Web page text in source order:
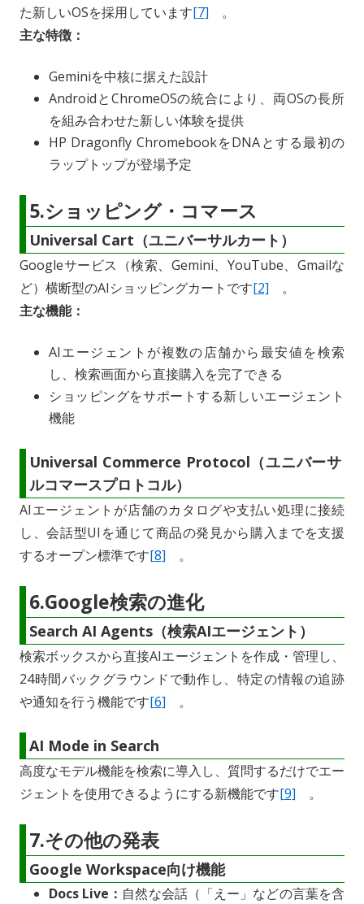
た新しいOSを採用しています[7]
。
主な特徴：
Geminiを中核に据えた設計
AndroidとChromeOSの統合により、両OSの長所
を組み合わせた新しい体験を提供
HP Dragonfly ChromebookをDNAとする最初の
ラップトップが登場予定
5.ショッピング・コマース
Universal Cart（ユニバーサルカート）
Googleサービス（検索、Gemini、YouTube、Gmailな
ど）横断型のAIショッピングカートです[2]
。
主な機能：
AIエージェントが複数の店舗から最安値を検索
し、検索画面から直接購入を完了できる
ショッピングをサポートする新しいエージェント
機能
Universal Commerce Protocol（ユニバーサ
ルコマースプロトコル）
AIエージェントが店舗のカタログや支払い処理に接続
し、会話型UIを通じて商品の発見から購入までを支援
するオープン標準です[8] 。
6.Google検索の進化
Search AI Agents（検索AIエージェント）
検索ボックスから直接AIエージェントを作成・管理し、
24時間バックグラウンドで動作し、特定の情報の追跡
や通知を行う機能です[6] 。
AI Mode in Search
高度なモデル機能を検索に導入し、質問するだけでエー
ジェントを使用できるようにする新機能です[9] 。
7.その他の発表
Google Workspace向け機能
Docs Live： 自然な会話（「えー」などの言葉を含